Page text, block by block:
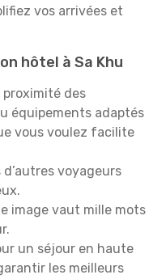
vos arrivées et
hôtel à Sa Khu
proximité des
équipements adaptés
vous voulez facilite
voyageurs
image vaut mille mots
un séjour en haute
les meilleurs